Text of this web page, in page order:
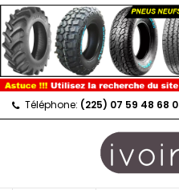
Téléphone: (225) 07 59 48 68